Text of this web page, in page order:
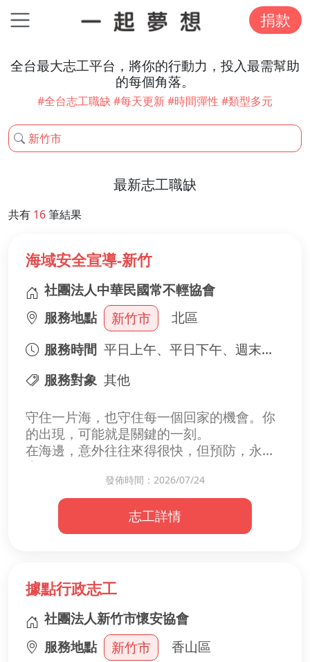
捐款
全台最大志工平台，將你的行動力，投入最需幫助
的每個角落。
#全台志工職缺 #每天更新 #時間彈性 #類型多元
最新志工職缺
共有 16筆結果
海域安全宣導-新竹
社團法人中華民國常不輕協會
服務地點
新竹市
北區
服務時間
平日上午、平日下午、週末上午、週末下午
服務對象 其他
守住一片海，也守住每一個回家的機會。你
的出現，可能就是關鍵的一刻。
在海邊，意外往往來得很快，但預防，永遠
來得及。
🌟 海域安全宣導志工 熱烈招募中
＊進行海域安全宣導
＊發放救生衣與解說
發佈時間：2026/07/24
志工詳情
據點行政志工
社團法人新竹市懷安協會
服務地點
新竹市
香山區